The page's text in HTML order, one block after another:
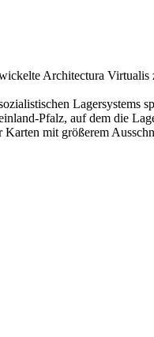
Architectura
Lagersystems
Pfalz, auf dem die
mit größerem